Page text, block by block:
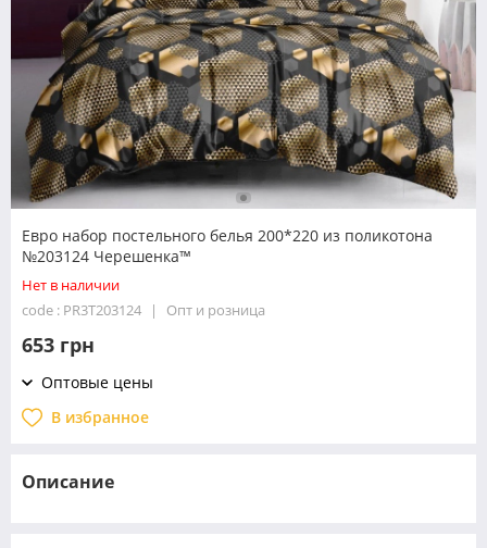
Евро набор постельного белья 200*220 из поликотона
№203124 Черешенка™
Нет в наличии
code : PR3T203124
Опт и розница
653 грн
Оптовые цены
В избранное
Описание